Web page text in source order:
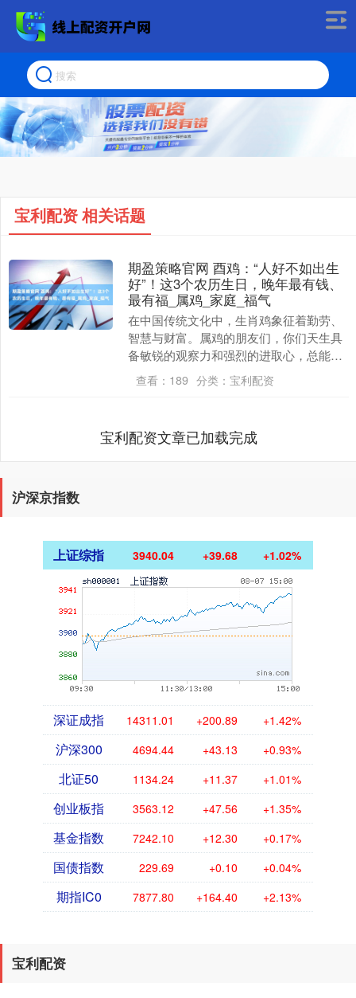
宝利配资 相关话题
期盈策略官网 酉鸡：“人好不如出生
好”！这3个农历生日，晚年最有钱、
最有福_属鸡_家庭_福气
在中国传统文化中，生肖鸡象征着勤劳、
智慧与财富。属鸡的朋友们，你们天生具
备敏锐的观察力和强烈的进取心，总能在
生活中捕捉到商机，为自己和家人创造美
好的生活。今天，....
查看： 189 分类： 宝利配资
宝利配资文章已加载完成
沪深京指数
上证综指 3940.04 +39.68 +1.02%
深证成指 14311.01 +200.89 +1.42%
沪深300 4694.44 +43.13 +0.93%
北证50 1134.24 +11.37 +1.01%
创业板指 3563.12 +47.56 +1.35%
基金指数 7242.10 +12.30 +0.17%
国债指数 229.69 +0.10 +0.04%
期指IC0 7877.80 +164.40 +2.13%
宝利配资